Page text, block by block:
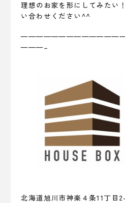
理想のお家を形にしてみたい
い合わせください^^
———–
北海道旭川市神楽４条11丁目